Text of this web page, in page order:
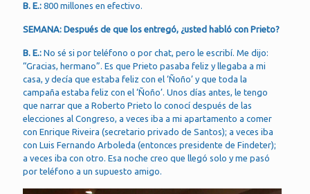
B. E.: 800 millones en efectivo.
SEMANA: Después de que los entregó, ¿usted habló con Prieto?
B. E.: No sé si por teléfono o por chat, pero le escribí. Me dijo:
“Gracias, hermano”. Es que Prieto pasaba feliz y llegaba a mi
casa, y decía que estaba feliz con el ‘Ñoño’ y que toda la
campaña estaba feliz con el ‘Ñoño’. Unos días antes, le tengo
que narrar que a Roberto Prieto lo conocí después de las
elecciones al Congreso, a veces iba a mi apartamento a comer
con Enrique Riveira (secretario privado de Santos); a veces iba
con Luis Fernando Arboleda (entonces presidente de Findeter);
a veces iba con otro. Esa noche creo que llegó solo y me pasó
por teléfono a un supuesto amigo.